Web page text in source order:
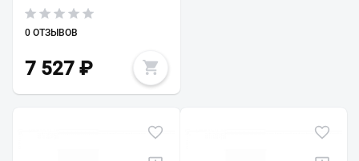
0 ОТЗЫВОВ
7 527 ₽